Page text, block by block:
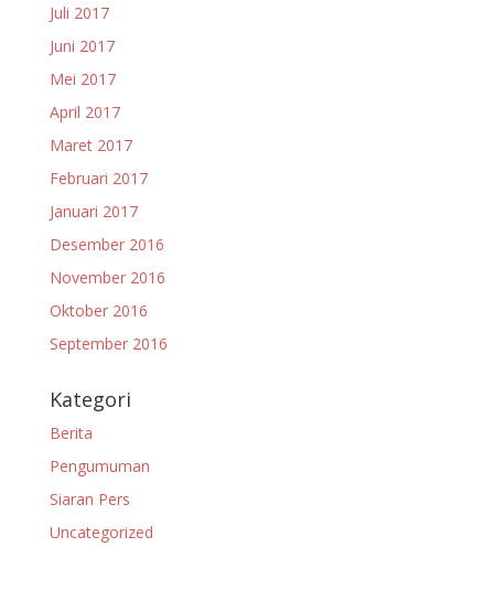
Juli 2017
Juni 2017
Mei 2017
April 2017
Maret 2017
Februari 2017
Januari 2017
Desember 2016
November 2016
Oktober 2016
September 2016
Kategori
Berita
Pengumuman
Siaran Pers
Uncategorized